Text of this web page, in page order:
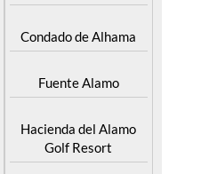
Condado de Alhama
Fuente Alamo
Hacienda del Alamo
Golf Resort